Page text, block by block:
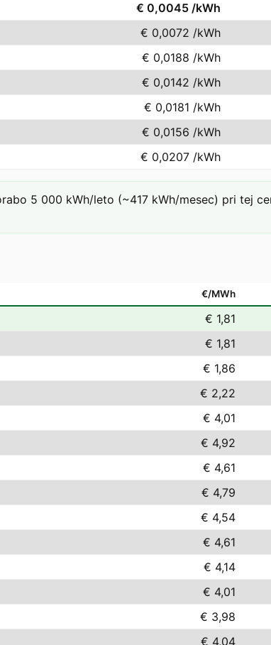
€ 0,0045 /kWh
€ 0,0072 /kWh
€ 0,0188 /kWh
€ 0,0142 /kWh
€ 0,0181 /kWh
€ 0,0156 /kWh
€ 0,0207 /kWh
5 000 kWh/leto (~417 kWh/mesec) pri tej
€/MWh
€ 1,81
€ 1,81
€ 1,86
€ 2,22
€ 4,01
€ 4,92
€ 4,61
€ 4,79
€ 4,54
€ 4,61
€ 4,14
€ 4,01
€ 3,98
€ 4,04